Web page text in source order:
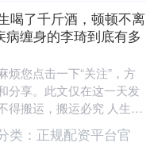
喝了千斤酒，顿顿不离
病缠身的李琦到底有多
烦您点击一下“关注”，方
分享。此文仅在这一天发
得搬运，搬运必究 人生在
该吃就吃，何必在意那么
类： 正规配资平台官